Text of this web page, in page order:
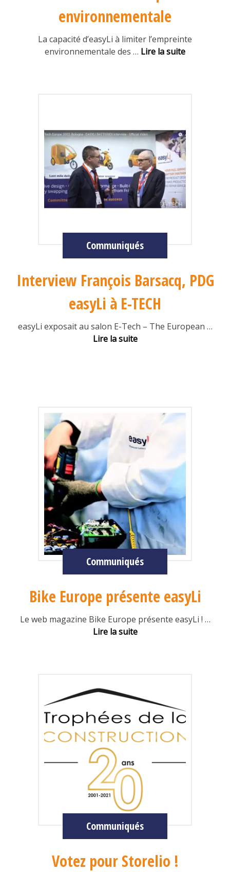
environnementale
La capacité d’easyLi à limiter l’empreinte
environnementale des … Lire la suite
Communiqués
Interview François Barsacq, PDG
easyLi à E-TECH
easyLi exposait au salon E-Tech – The European …
Lire la suite
Communiqués
Bike Europe présente easyLi
Le web magazine Bike Europe présente easyLi ! …
Lire la suite
Communiqués
Votez pour Storelio !